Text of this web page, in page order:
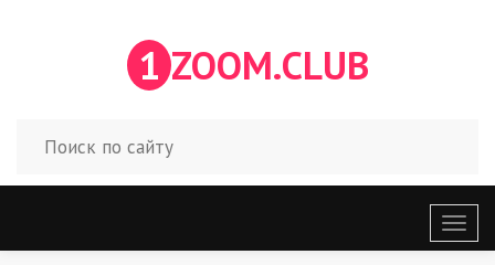
1 ZOOM.CLUB
меню